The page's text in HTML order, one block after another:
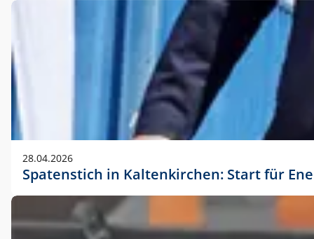
28.04.2026
Spatenstich in Kaltenkirchen: Start für